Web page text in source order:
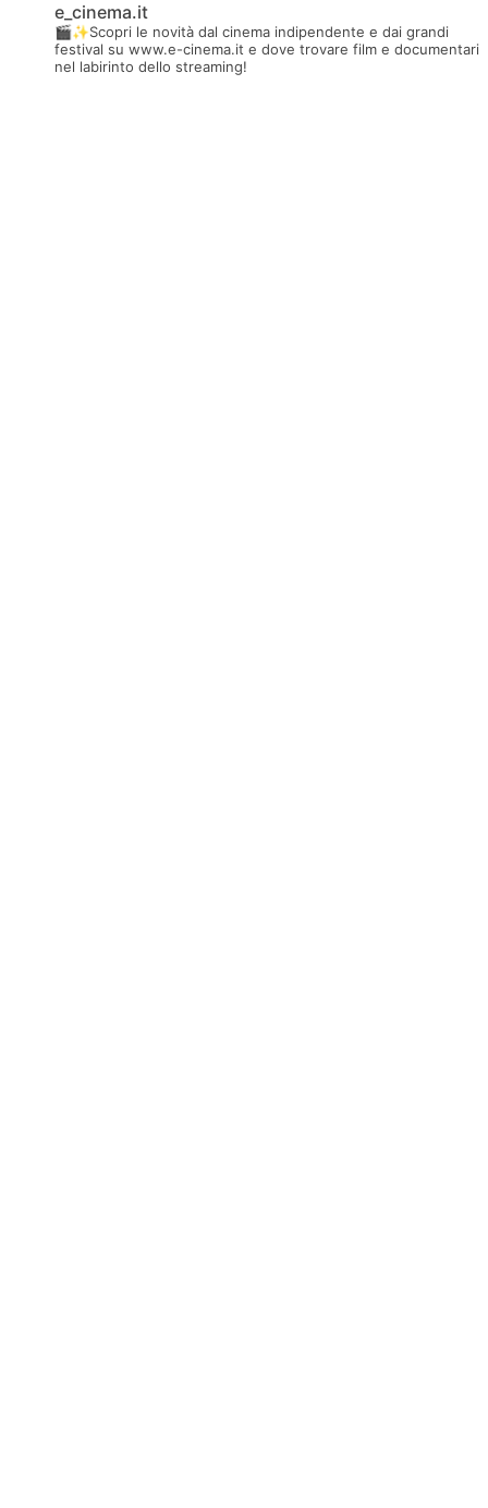
e_cinema.it
🎬✨Scopri le novità dal cinema indipendente e dai grandi
festival su www.e-cinema.it e dove trovare film e documentari
nel labirinto dello streaming!